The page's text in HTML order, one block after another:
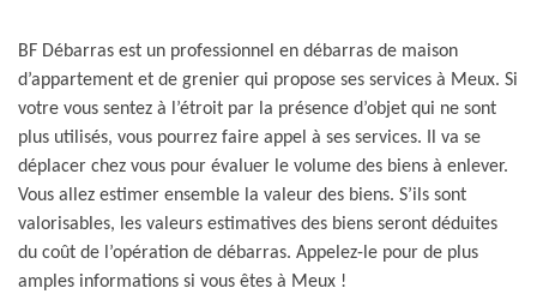
BF Débarras est un professionnel en débarras de maison
d’appartement et de grenier qui propose ses services à Meux. Si
votre vous sentez à l’étroit par la présence d’objet qui ne sont
plus utilisés, vous pourrez faire appel à ses services. Il va se
déplacer chez vous pour évaluer le volume des biens à enlever.
Vous allez estimer ensemble la valeur des biens. S’ils sont
valorisables, les valeurs estimatives des biens seront déduites
du coût de l’opération de débarras. Appelez-le pour de plus
amples informations si vous êtes à Meux !